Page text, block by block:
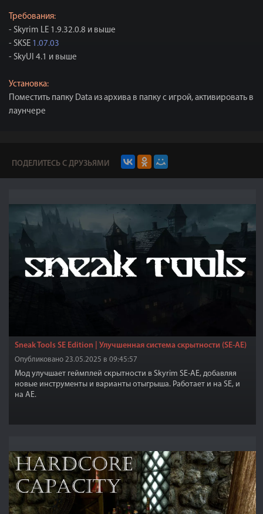
Требования:
- Skyrim LE 1.9.32.0.8 и выше
- SKSE 1.07.03
- SkyUI 4.1 и выше
Установка:
Поместить папку Data из архива в папку с игрой, активировать в
лаунчере
ПОДЕЛИТЕСЬ С ДРУЗЬЯМИ
Sneak Tools SE Edition | Улучшенная система скрытности (SE-АЕ)
Опубликовано 23.05.2025 в 09:45:57
Мод улучшает геймплей скрытности в Skyrim SE-АЕ, добавляя
новые инструменты и варианты отыгрыша. Работает и на SE, и
на AE.